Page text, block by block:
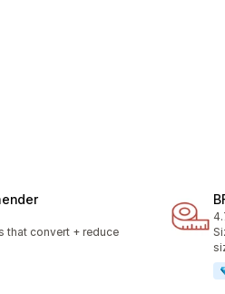
that convert + reduce
ทั้